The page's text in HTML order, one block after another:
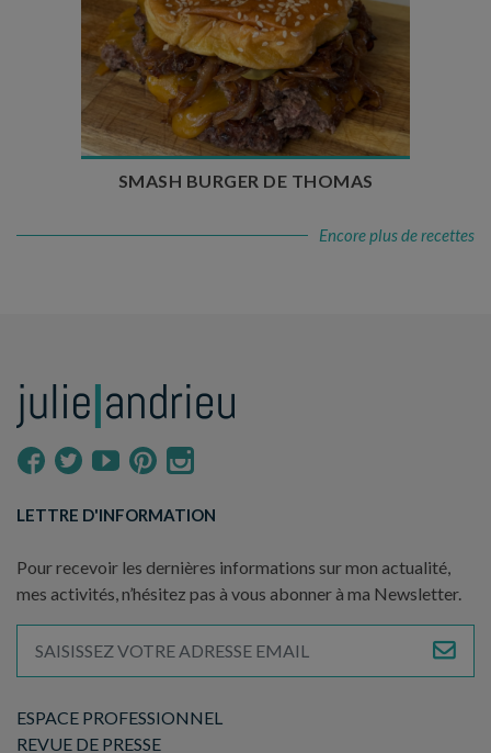
Temps de préparation : 20 min
Temps de cuisson : 5 à 10 min
Nombre de couverts : 4
SMASH BURGER DE THOMAS
Encore plus de recettes
ESPACE PROFESSIONNEL
REVUE DE PRESSE
LETTRE D'INFORMATION
Pour recevoir les dernières informations sur mon actualité,
mes activités, n’hésitez pas à vous abonner à ma Newsletter.